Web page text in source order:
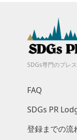
SDGs専門のプレ
FAQ
SDGs PR
登録までの流